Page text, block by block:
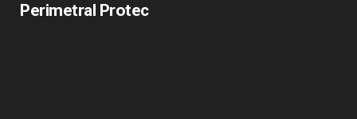
Perimetral Protec